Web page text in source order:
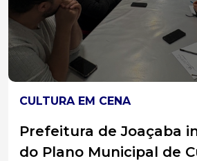
CULTURA
Peça teatral “O
Museu” chega a